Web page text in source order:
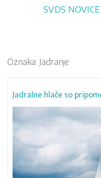
SVDS NOVICE
Oznaka: Jadranje
Jadralne hlače so